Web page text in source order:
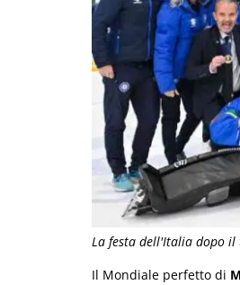
La festa dell'Italia dopo il
Il Mondiale perfetto di